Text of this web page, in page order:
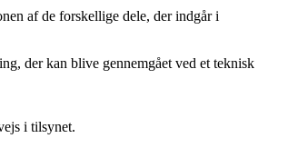
af de forskellige dele, der indgår i
der kan blive gennemgået ved et teknisk
i tilsynet.